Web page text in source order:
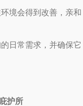
境会得到改善，亲和
日常需求，并确保它
护所